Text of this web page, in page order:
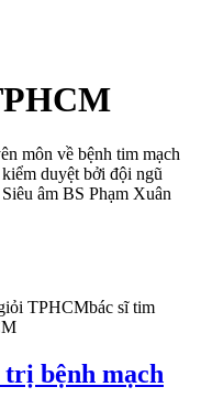
môn về bệnh tim mạch
duyệt bởi đội ngũ
âm BS Phạm Xuân
TPHCMbác sĩ tim
bệnh mạch